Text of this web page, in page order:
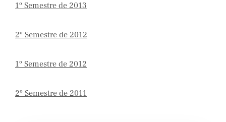
1º Semestre de 2013
2º Semestre de 2012
1º Semestre de 2012
2º Semestre de 2011